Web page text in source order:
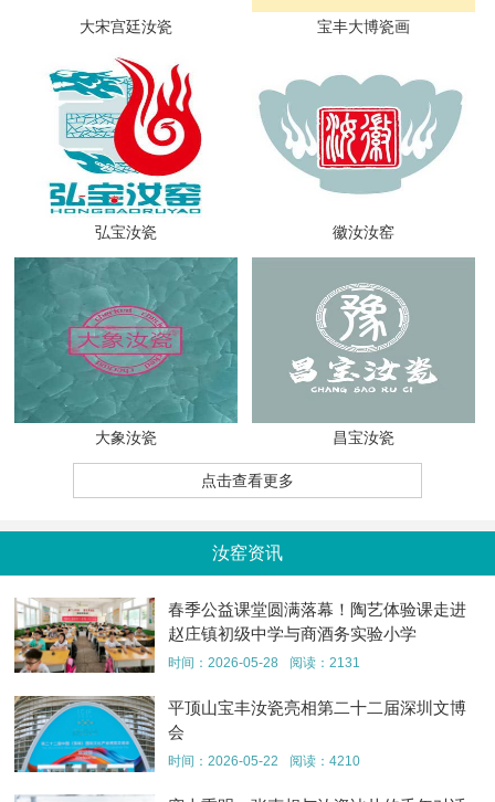
大宋宫廷汝瓷 宝丰大博瓷画
弘宝汝瓷 徽汝汝窑
大象汝瓷 昌宝汝瓷
点击查看更多
汝窑资讯
春季公益课堂圆满落幕！陶艺体验课走进
赵庄镇初级中学与商酒务实验小学
时间：2026-05-28 阅读：2131
平顶山宝丰汝瓷亮相第二十二届深圳文博
会
时间：2026-05-22 阅读：4210